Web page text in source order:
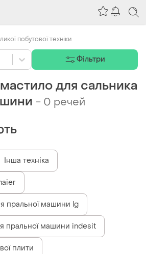
для сальника
- 0 речей
Інша техніка
пральної машини lg
пральної машини indesit
плити
Фільтри
побутової техніки